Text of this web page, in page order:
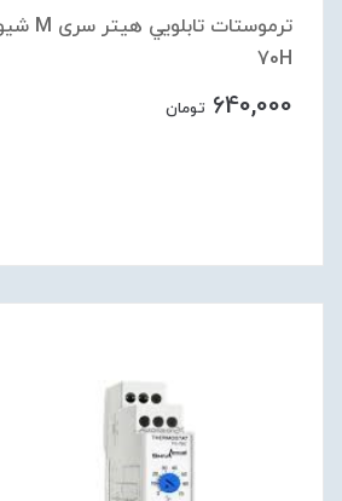
70H
640,000 تومان